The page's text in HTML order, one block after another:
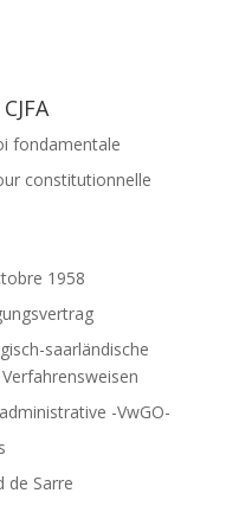
fondamentale
constitutionnelle
1958
saarländische
-VwGO-
de Sarre